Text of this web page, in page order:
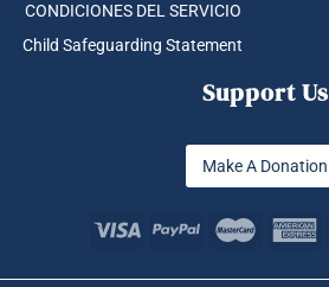
CONDICIONES DEL SERVICIO
Child Safeguarding Statement
Support Us
Make A Donation